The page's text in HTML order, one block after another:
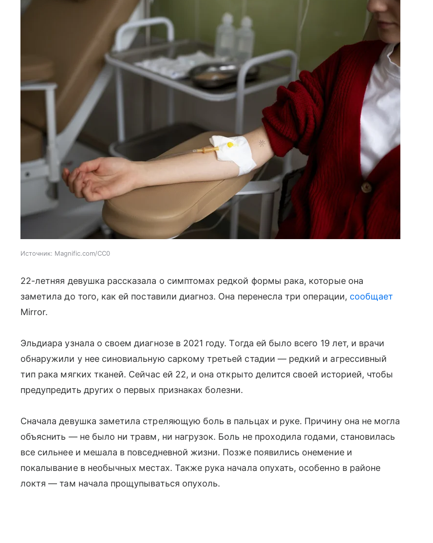
Источник: Magnific.com/CC0
22-летняя девушка рассказала о симптомах редкой формы рака, которые она
заметила до того, как ей поставили диагноз. Она перенесла три операции, сообщает
Mirror.
Эльдиара узнала о своем диагнозе в 2021 году. Тогда ей было всего 19 лет, и врачи
обнаружили у нее синовиальную саркому третьей стадии — редкий и агрессивный
тип рака мягких тканей. Сейчас ей 22, и она открыто делится своей историей, чтобы
предупредить других о первых признаках болезни.
Сначала девушка заметила стреляющую боль в пальцах и руке. Причину она не могла
объяснить — не было ни травм, ни нагрузок. Боль не проходила годами, становилась
все сильнее и мешала в повседневной жизни. Позже появились онемение и
покалывание в необычных местах. Также рука начала опухать, особенно в районе
локтя — там начала прощупываться опухоль.